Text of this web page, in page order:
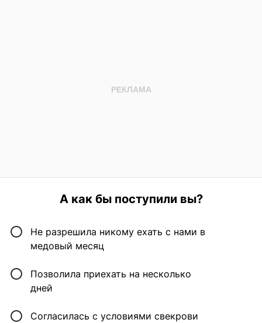
А как бы поступили вы?
Не разрешила никому ехать с нами в
медовый месяц
Позволила приехать на несколько
дней
Согласилась с условиями свекрови